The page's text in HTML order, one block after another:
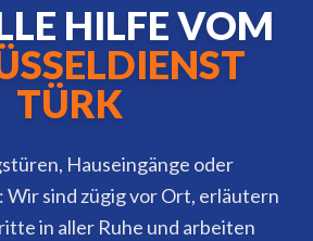
HILFE VOM
TÜRK
Hauseingänge oder
Wir sind zügig vor Ort, erläutern
in aller Ruhe und arbeiten